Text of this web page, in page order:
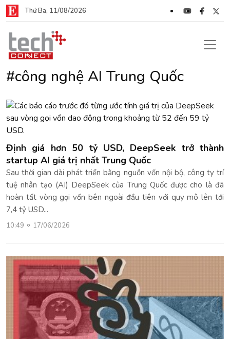
Thứ Ba, 11/08/2026
#công nghệ AI Trung Quốc
Định giá hơn 50 tỷ USD, DeepSeek trở thành
startup AI giá trị nhất Trung Quốc
Sau thời gian dài phát triển bằng nguồn vốn nội bộ, công ty trí
tuệ nhân tạo (AI) DeepSeek của Trung Quốc được cho là đã
hoàn tất vòng gọi vốn bên ngoài đầu tiên với quy mô lên tới
7,4 tỷ USD...
10:49 17/06/2026